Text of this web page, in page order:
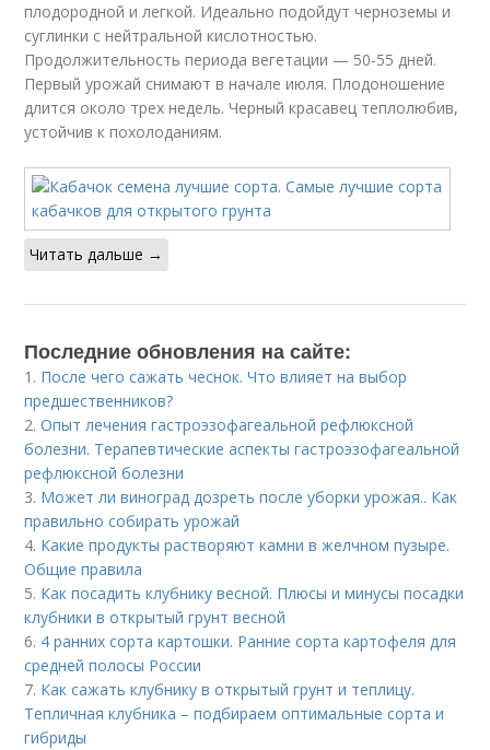
плодородной и легкой. Идеально подойдут черноземы и
суглинки с нейтральной кислотностью.
Продолжительность периода вегетации — 50-55 дней.
Первый урожай снимают в начале июля. Плодоношение
длится около трех недель. Черный красавец теплолюбив,
устойчив к похолоданиям.
Читать дальше →
Последние обновления на сайте:
1. После чего сажать чеснок. Что влияет на выбор
предшественников?
2.Опыт лечения гастроэзофагеальной рефлюксной
болезни. Терапевтические аспекты гастроэзофагеальной
рефлюксной болезни
3. Может ли виноград дозреть после уборки урожая.. Как
правильно собирать урожай
4. Какие продукты растворяют камни в желчном пузыре.
Общие правила
5. Как посадить клубнику весной. Плюсы и минусы посадки
клубники в открытый грунт весной
6. 4 ранних сорта картошки. Ранние сорта картофеля для
средней полосы России
7. Как сажать клубнику в открытый грунт и теплицу.
Тепличная клубника – подбираем оптимальные сорта и
гибриды